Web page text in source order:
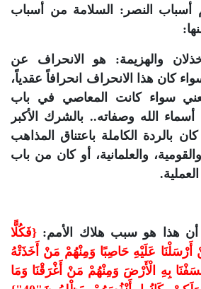
أسباب النصر: السلامة من أسباب
والهزيمة: هو الانحراف عن
كان هذا الانحراف انحرافاً عقدياً،
يعني سواء كانت المعاصي في باب
أسماء الله وصفاته.. بالشرك الأكبر
بالردة الكاملة باعتناق المذاهب
والعلمانية، أو كان من باب
أن هذا هو سبب هلاك الأمم: {فَكُلًّا
أَرْسَلْنَا عَلَيْهِ حَاصِبًا وَمِنْهُمْ مَنْ أَخَذَتْهُ
بِهِ الْأَرْضَ وَمِنْهُمْ مَنْ أَغْرَقْنَا وَمَا